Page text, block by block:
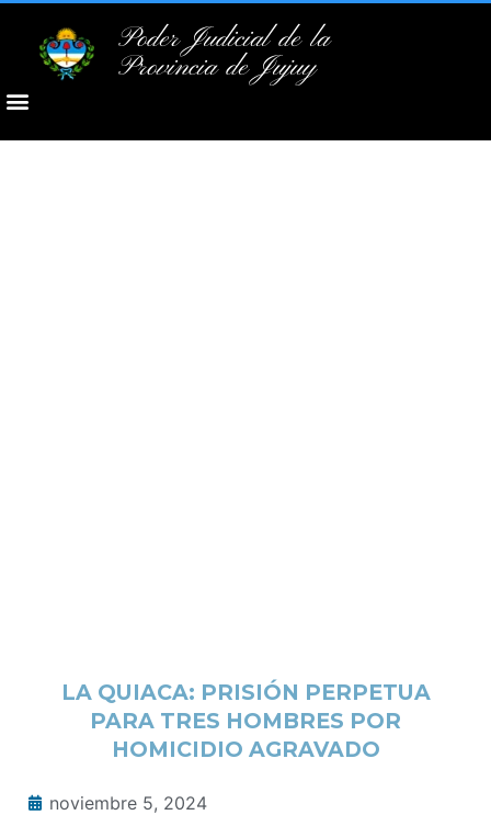
Poder Judicial de la
Provincia de Jujuy
LA QUIACA: PRISIÓN PERPETUA
PARA TRES HOMBRES POR
HOMICIDIO AGRAVADO
noviembre 5, 2024